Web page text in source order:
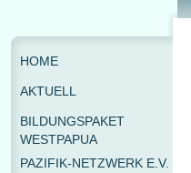
HOME
AKTUELL
BILDUNGSPAKET
WESTPAPUA
PAZIFIK-NETZWERK E.V.